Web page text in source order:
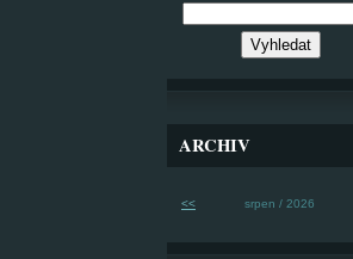
ARCHIV
<< srpen / 2026